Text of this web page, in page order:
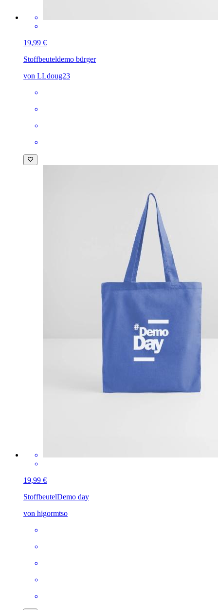
19,99 €
Stoffbeuteldemo bürger
von LLdoug23
19,99 €
StoffbeutelDemo day
von higormtso